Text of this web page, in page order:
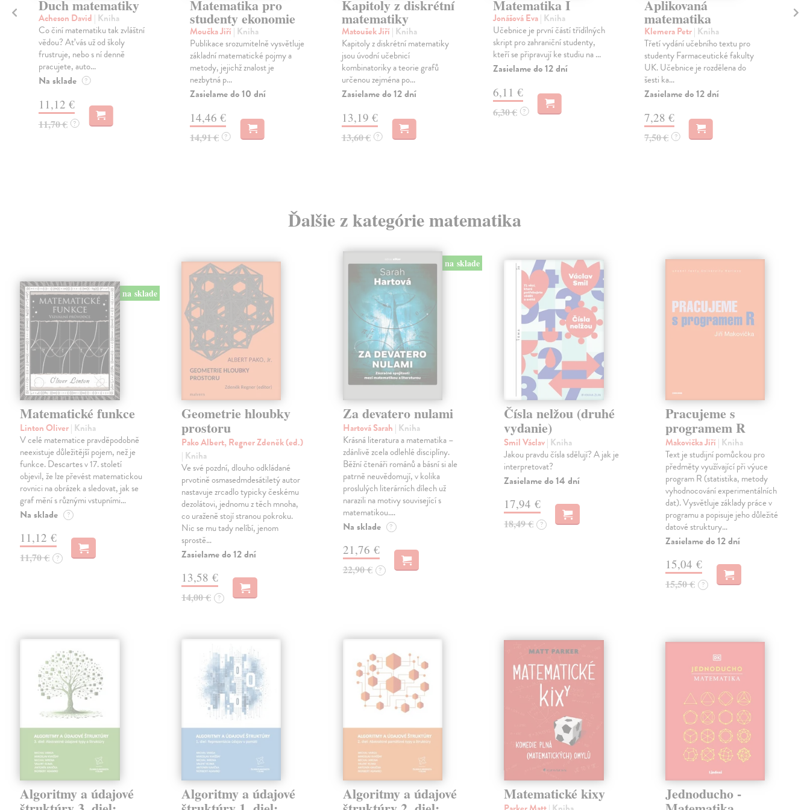
Duch matematiky
Acheson David | Kniha
Co činí matematiku tak zvláštní
vědou? Ať vás už od školy
frustruje, nebo s ní denně
pracujete, auto...
Na sklade ?
11,12 €
11,70 € ?
Matematika pro
studenty ekonomie
Moučka Jiří | Kniha
Publikace srozumitelně vysvětluje
základní matematické pojmy a
metody, jejichž znalost je
nezbytná p...
Zasielame do 10 dní
14,46 €
14,91 € ?
Kapitoly z diskrétní
matematiky
Matoušek Jiří | Kniha
Kapitoly z diskrétní matematiky
jsou úvodní učebnicí
kombinatoriky a teorie grafů
určenou zejména po...
Zasielame do 12 dní
13,19 €
13,60 € ?
Matematika I
Jonášová Eva| Kniha
Učebnice je první částí třídílných
skript pro zahraniční studenty,
kteří se připravují ke studiu na ...
Zasielame do 12 dní
6,11 €
6,30 € ?
Aplikovaná
matematika
Klemera Petr| Kniha
Třetí vydání učebního textu pro
studenty Farmaceutické fakulty
UK. Učebnice je rozdělena do
šesti ka...
Zasielame do 12 dní
7,28 €
7,50 € ?
Ďalšie z kategórie matematika
na sklade
Matematické funkce
Linton Oliver| Kniha
V celé matematice pravděpodobně
neexistuje důležitější pojem, než je
funkce. Descartes v 17. století
objevil, že lze převést matematickou
rovnici na obrázek a sledovat, jak se
graf mění s různými vstupními…
Na sklade ?
11,12 €
11,70 € ?
Geometrie hloubky
prostoru
Pako Albert, Regner Zdeněk (ed.)
| Kniha
Ve své pozdní, dlouho odkládané
prvotině osmasedmdesátiletý autor
nastavuje zrcadlo typicky českému
dezolátovi, jednomu z těch mnoha,
co uraženě stojí stranou pokroku.
Nic se mu tady nelíbí, jenom
sprostě…
Zasielame do 12 dní
13,58 €
14,00 € ?
na sklade
Za devatero nulami
Hartová Sarah | Kniha
Krásná literatura a matematika –
zdánlivě zcela odlehlé disciplíny.
Běžní čtenáři románů a básní si ale
patrně neuvědomují, v kolika
proslulých literárních dílech už
narazili na motivy související s
matematikou.…
Na sklade ?
21,76 €
22,90 € ?
Čísla nelžou (druhé
vydanie)
Smil Václav| Kniha
Jakou pravdu čísla sdělují? A jak je
interpretovat?
Zasielame do 14 dní
17,94 €
18,49 € ?
Pracujeme s
programem R
Makovička Jiří | Kniha
Text je studijní pomůckou pro
předměty využívající při výuce
program R (statistika, metody
vyhodnocování experimentálních
dat). Vysvětluje základy práce v
programu a popisuje jeho důležité
datové struktury…
Zasielame do 12 dní
15,04 €
15,50 € ?
Algoritmy a údajové Algoritmy a údajové Algoritmy a údajové Matematické kixy Jednoducho -